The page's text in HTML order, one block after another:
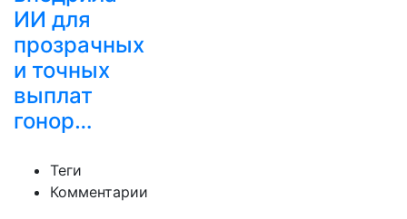
ИИ для
прозрачных
и точных
выплат
гонор…
Теги
Комментарии